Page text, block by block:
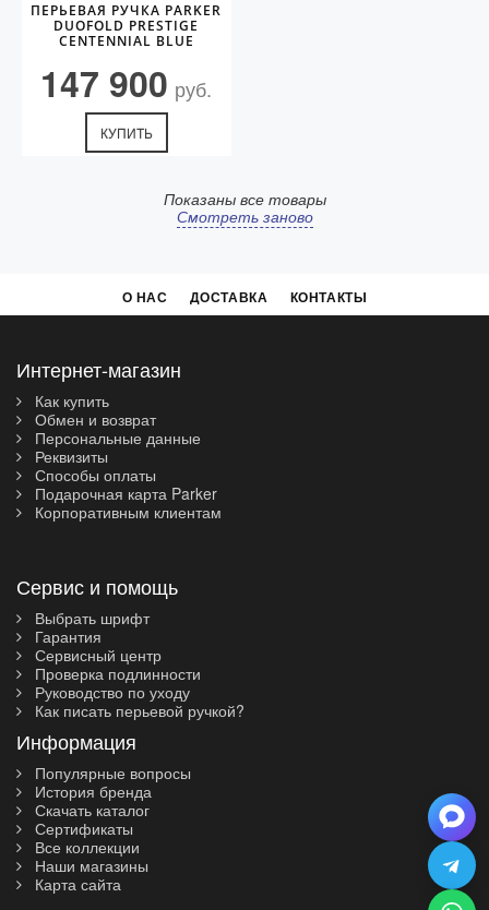
ПЕРЬЕВАЯ РУЧКА PARKER
DUOFOLD PRESTIGE
CENTENNIAL BLUE
147 900 руб.
КУПИТЬ
Показаны все товары
Смотреть заново
О НАС ДОСТАВКА КОНТАКТЫ
Интернет-магазин
Как купить
Обмен и возврат
Персональные данные
Реквизиты
Способы оплаты
Подарочная карта Parker
Корпоративным клиентам
Сервис и помощь
Выбрать шрифт
Гарантия
Сервисный центр
Проверка подлинности
Руководство по уходу
Как писать перьевой ручкой?
Информация
Популярные вопросы
История бренда
Скачать каталог
Сертификаты
Все коллекции
Наши магазины
Карта сайта